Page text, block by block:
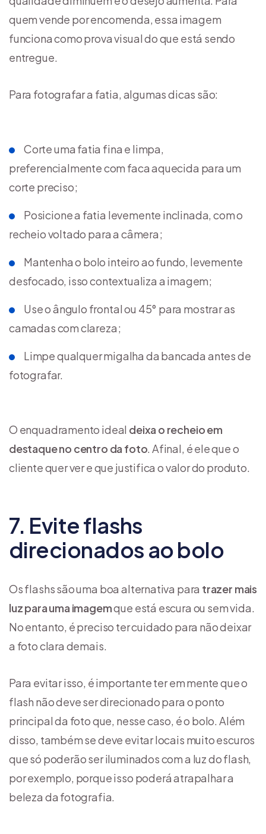
quem vende por encomenda, essa imagem
funciona como prova visual do que está sendo
entregue.
Para fotografar a fatia, algumas dicas são:
Corte uma fatia fina e limpa,
preferencialmente com faca aquecida para um
corte preciso;
Posicione a fatia levemente inclinada, com o
recheio voltado para a câmera;
Mantenha o bolo inteiro ao fundo, levemente
desfocado, isso contextualiza a imagem;
Use o ângulo frontal ou 45° para mostrar as
camadas com clareza;
Limpe qualquer migalha da bancada antes de
fotografar.
O enquadramento ideal deixa o recheio em
destaque no centro da foto. Afinal, é ele que o
cliente quer ver e que justifica o valor do produto.
7. Evite flashs
direcionados ao bolo
Os flashs são uma boa alternativa para trazer mais
luz para uma imagemque está escura ou sem vida.
No entanto, é preciso ter cuidado para não deixar
a foto clara demais.
Para evitar isso, é importante ter em mente que o
flash não deve ser direcionado para o ponto
principal da foto que, nesse caso, é o bolo. Além
disso, também se deve evitar locais muito escuros
que só poderão ser iluminados com a luz do flash,
por exemplo, porque isso poderá atrapalhar a
beleza da fotografia.